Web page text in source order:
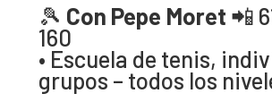
🎾 Con Pepe Moret 📲
160
• Escuela de tenis,
grupos – todos los